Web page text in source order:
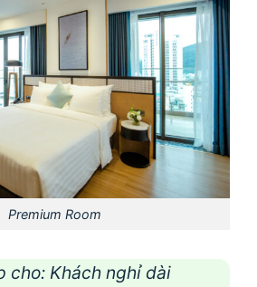
Premium Room
cho: Khách nghỉ dài